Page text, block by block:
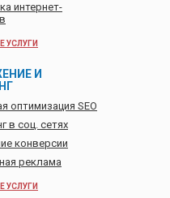
интернет-
УСЛУГИ
И
оптимизация SEO
в соц. сетях
конверсии
реклама
УСЛУГИ